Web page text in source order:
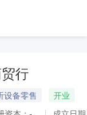
行
设备零售
开业